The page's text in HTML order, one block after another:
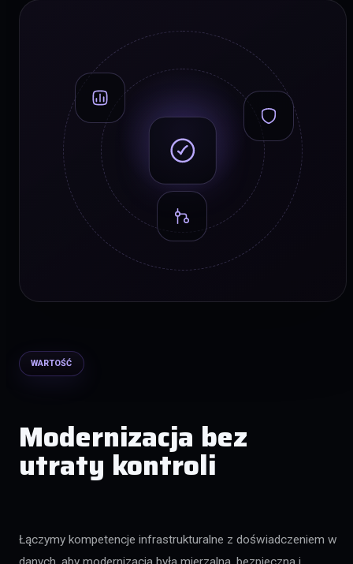
WARTOŚĆ
Modernizacja bez
utraty kontroli
Łączymy kompetencje infrastrukturalne z doświadczeniem w